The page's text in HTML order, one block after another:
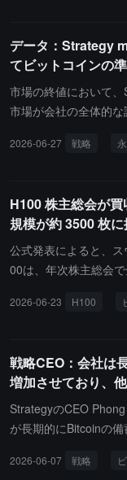
た。
データ：Strategy
てビットコインの
市場の終値において
市場が会社の全体的
の清算価値に対して約
2026-06-27 戦略
H100 株主総会が
規模が約 3500 枚に
公式発表によると、
00は、年次株主総会
認されました。この取
2026-06-23 H100
戦略CEO：会社は
増加させており、
StrategyのCEO
が長期的にBitcoinの
2026-06-07 戦略